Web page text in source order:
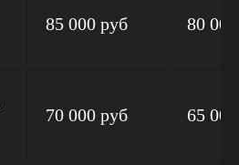
85 000 руб 80
70 000 руб 65